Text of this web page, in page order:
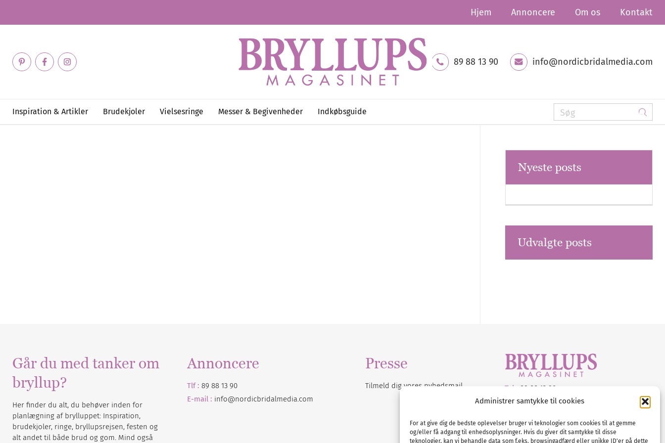
Administrer samtykke til cookies
For at give dig de bedste oplevelser bruger vi teknologier som cookies til at gemme
og/eller få adgang til enhedsoplysninger. Hvis du giver dit samtykke til disse
teknologier, kan vi behandle data som f.eks. browsingadfærd eller unikke ID'er på dette
Hjem Annoncere Om os Kontakt
89 88 13 90 info@nordicbridalmedia.com
Inspiration & Artikler Brudekjoler Vielsesringe Messer & Begivenheder Indkøbsguide
Nyeste posts
Udvalgte posts
Går du med tanker om
bryllup?
Her finder du alt, du behøver inden for
planlægning af brylluppet: Inspiration,
brudekjoler, ringe, bryllupsrejsen, festen og
alt andet til både brud og gom. Mind også
Annoncere
Tlf : 89 88 13 90
E-mail : info@nordicbridalmedia.com
Presse
Tilmeld dig vores nyhedsmail Tel :
89 88 13 90
E-post:info@nordicbridalmedia.com
© All rights reserved.
Org.nr: DK34787271